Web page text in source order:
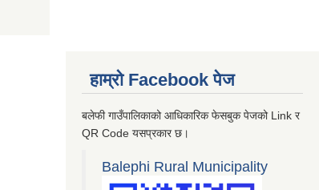
हाम्रो Facebook पेज
बलेफी गाउँपालिकाको आधिकारिक फेसबुक पेजको Link र
QR Code यसप्रकार छ।
Balephi Rural Municipality